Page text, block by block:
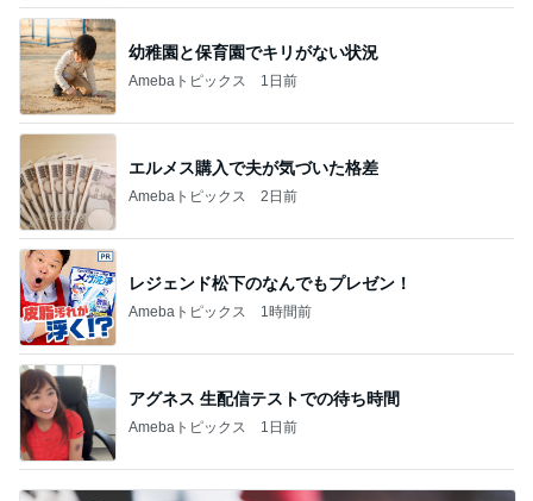
幼稚園と保育園でキリがない状況
Amebaトピックス 1日前
エルメス購入で夫が気づいた格差
Amebaトピックス 2日前
レジェンド松下のなんでもプレゼン！
Amebaトピックス 1時間前
アグネス 生配信テストでの待ち時間
Amebaトピックス 1日前